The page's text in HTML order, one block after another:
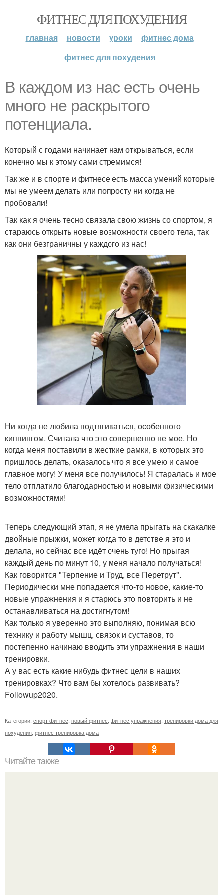
ФИТНЕС ДЛЯ ПОХУДЕНИЯ
главная новости уроки
фитнес дома
фитнес для похудения
В каждом из нас есть очень
много не раскрытого
потенциала.
Который с годами начинает нам открываться, если
конечно мы к этому сами стремимся!
Так же и в спорте и фитнесе есть масса умений которые
мы не умеем делать или попросту ни когда не
пробовали!
Так как я очень тесно связала свою жизнь со спортом, я
стараюсь открыть новые возможности своего тела, так
как они безграничны у каждого из нас!
Ни когда не любила подтягиваться, особенного
киппингом. Считала что это совершенно не мое. Но
когда меня поставили в жесткие рамки, в которых это
пришлось делать, оказалось что я все умею и самое
главное могу! У меня все получилось! Я старалась и мое
тело отплатило благодарностью и новыми физическими
возможностями!
Теперь следующий этап, я не умела прыгать на скакалке
двойные прыжки, может когда то в детстве я это и
делала, но сейчас все идёт очень туго! Но прыгая
каждый день по минут 10, у меня начало получаться!
Как говорится "Терпение и Труд, все Перетрут".
Периодически мне попадается что-то новое, какие-то
новые упражнения и я старюсь это повторить и не
останавливаться на достигнутом!
Как только я уверенно это выполняю, понимая всю
технику и работу мышц, связок и суставов, то
постепенно начинаю вводить эти упражнения в наши
тренировки.
А у вас есть какие нибудь фитнес цели в наших
тренировках? Что вам бы хотелось развивать?
Followup2020.
Категории: спорт фитнес новый фитнес фитнес упражнения тренировки дома для
похудения фитнес тренировка дома
Читайте также